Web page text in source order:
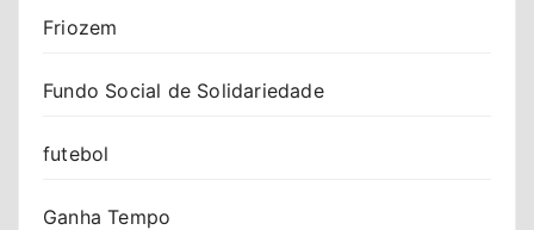
Friozem
Fundo Social de Solidariedade
futebol
Ganha Tempo